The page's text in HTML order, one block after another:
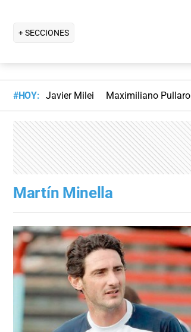
+ SECCIONES
#HOY: Javier Milei Maximiliano Pullaro
Martín Minella